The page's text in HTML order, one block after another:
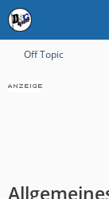
Off Topic